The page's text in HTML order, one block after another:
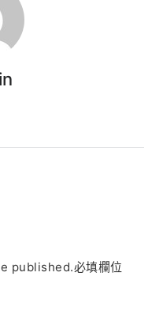
published.必填欄位